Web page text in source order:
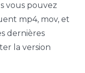
vous pouvez
mp4, mov, et
dernières
la version